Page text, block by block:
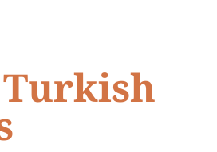
Turkish